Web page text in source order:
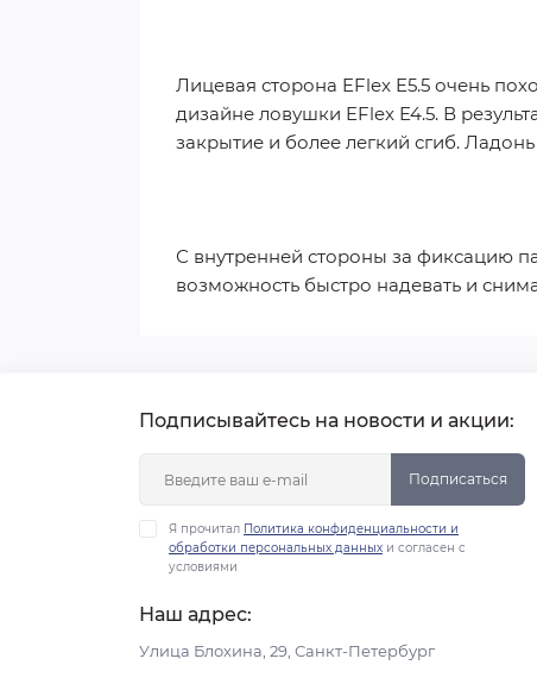
Лицевая сторона EFlex E5.5 очень
дизайне ловушки EFlex E4.5. В
закрытие и более легкий сгиб.
С внутренней стороны за фиксацию
возможность быстро надевать и
Подписывайтесь на новости и акции:
Подписаться
Я прочитал Политика конфиденциальности и
обработки персональных данных и согласен с
условиями
Наш адрес:
Улица Блохина, 29, Санкт-Петербург